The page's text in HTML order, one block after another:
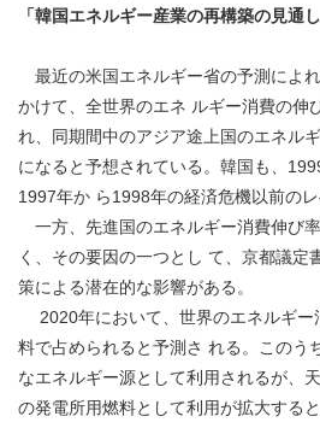
「韓国エネルギー産業の再構築の見通
最近の米国エネルギー省の予測によ
かけて、全世界のエネ ルギー消費の伸
れ、同期間中のアジア途上国のエネル
になると予想されている。韓国も、
1997年か ら1998年の経済危機以前のレ
一方、先進国のエネルギー消費伸び
く、その要因の一つとし て、京都議定
策による潜在的な影響がある。
2020年において、世界のエネルギー
料で占められると予測さ れる。このう
なエネルギー源として利用されるが、
の発電所用燃料として利用が拡大する